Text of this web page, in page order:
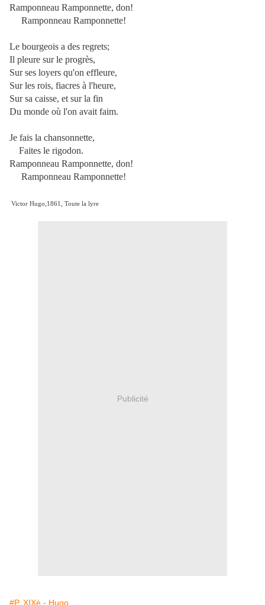
Ramponneau Ramponnette, don!
Ramponneau Ramponnette!
Le bourgeois a des regrets;
Il pleure sur le progrès,
Sur ses loyers qu'on effleure,
Sur les rois, fiacres à l'heure,
Sur sa caisse, et sur la fin
Du monde où l'on avait faim.
Je fais la chansonnette,
Faites le rigodon.
Ramponneau Ramponnette, don!
Ramponneau Ramponnette!
Victor Hugo,1861, Toute la lyre
Publicité
#P. XIXè - Hugo